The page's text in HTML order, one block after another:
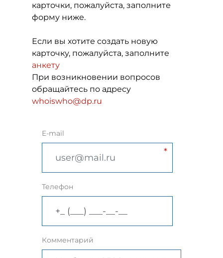
карточки, пожалуйста, заполните
форму ниже.
Если вы хотите создать новую
карточку, пожалуйста, заполните
анкету
При возникновении вопросов
обращайтесь по адресу
whoiswho@dp.ru
E-mail
Телефон
Комментарий